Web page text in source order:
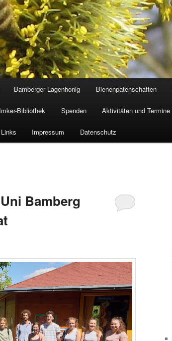
Bamberger Lagenhonig Bienenpatenschaften
Imker-Bibliothek Spenden Aktivitäten und Termine
Impressum Datenschutz
Bamberg